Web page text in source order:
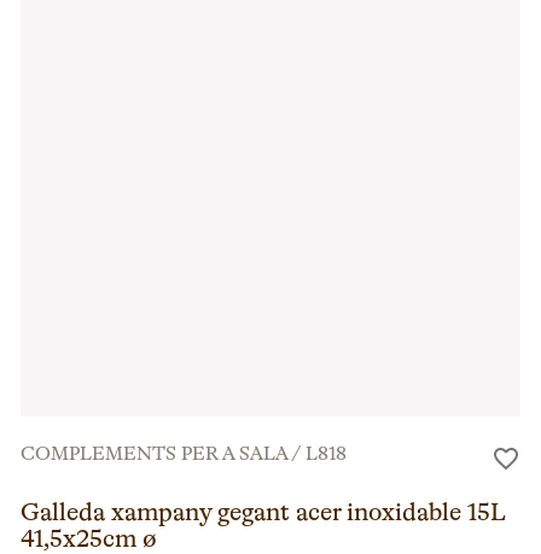
COMPLEMENTS PER A SALA/L818
Galleda xampany gegant acer inoxidable 15L
41,5x25cm ø